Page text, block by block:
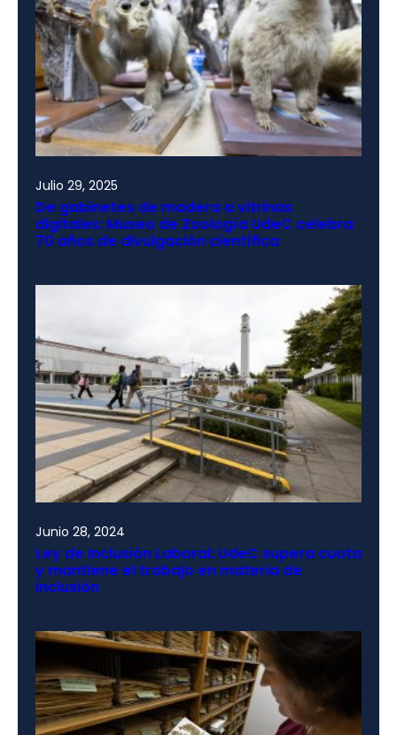
Julio 29, 2025
De gabinetes de madera a vitrinas
digitales: Museo de Zoología UdeC celebra
70 años de divulgación científica
Junio 28, 2024
Ley de Inclusión Laboral: UdeC supera cuota
y mantiene el trabajo en materia de
inclusión